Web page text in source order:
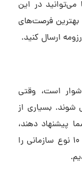
در این
بهترین فرصت‌های
ارسال کنید.
است، وقتی
شوند. بسیاری از
پیشنهاد دهند،
محل مناسبی برای کار کردن نیستند. در این مقاله، ۱۰ نوع سازمانی را